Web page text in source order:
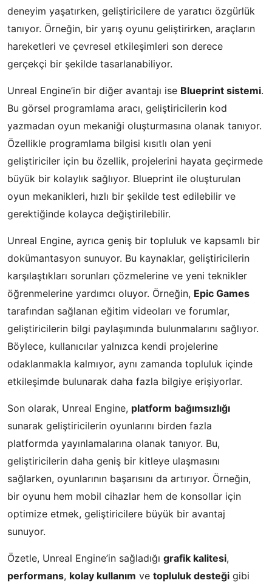
deneyim yaşatırken, geliştiricilere de yaratıcı özgürlük
tanıyor. Örneğin, bir yarış oyunu geliştirirken, araçların
hareketleri ve çevresel etkileşimleri son derece
gerçekçi bir şekilde tasarlanabiliyor.
Unreal Engine’in bir diğer avantajı ise Blueprint sistemi.
Bu görsel programlama aracı, geliştiricilerin kod
yazmadan oyun mekaniği oluşturmasına olanak tanıyor.
Özellikle programlama bilgisi kısıtlı olan yeni
geliştiriciler için bu özellik, projelerini hayata geçirmede
büyük bir kolaylık sağlıyor. Blueprint ile oluşturulan
oyun mekanikleri, hızlı bir şekilde test edilebilir ve
gerektiğinde kolayca değiştirilebilir.
Unreal Engine, ayrıca geniş bir topluluk ve kapsamlı bir
dokümantasyon sunuyor. Bu kaynaklar, geliştiricilerin
karşılaştıkları sorunları çözmelerine ve yeni teknikler
öğrenmelerine yardımcı oluyor. Örneğin, Epic Games
tarafından sağlanan eğitim videoları ve forumlar,
geliştiricilerin bilgi paylaşımında bulunmalarını sağlıyor.
Böylece, kullanıcılar yalnızca kendi projelerine
odaklanmakla kalmıyor, aynı zamanda topluluk içinde
etkileşimde bulunarak daha fazla bilgiye erişiyorlar.
Son olarak, Unreal Engine, platform bağımsızlığı
sunarak geliştiricilerin oyunlarını birden fazla
platformda yayınlamalarına olanak tanıyor. Bu,
geliştiricilerin daha geniş bir kitleye ulaşmasını
sağlarken, oyunlarının başarısını da artırıyor. Örneğin,
bir oyunu hem mobil cihazlar hem de konsollar için
optimize etmek, geliştiricilere büyük bir avantaj
sunuyor.
Özetle, Unreal Engine’in sağladığı grafik kalitesi,
performans, kolay kullanım ve topluluk desteği gibi